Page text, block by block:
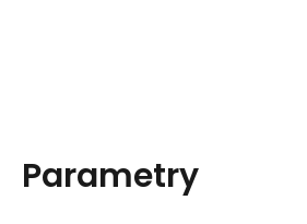
Parametry